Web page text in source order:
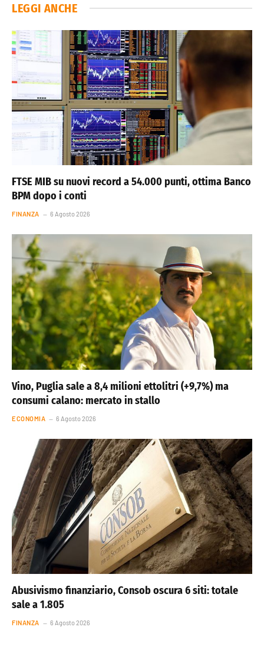
LEGGI ANCHE
FTSE MIB su nuovi record a 54.000 punti, ottima Banco
BPM dopo i conti
FINANZA 6 Agosto 2026
Vino, Puglia sale a 8,4 milioni ettolitri (+9,7%) ma
consumi calano: mercato in stallo
ECONOMIA 6 Agosto 2026
Abusivismo finanziario, Consob oscura 6 siti: totale
sale a 1.805
FINANZA 6 Agosto 2026